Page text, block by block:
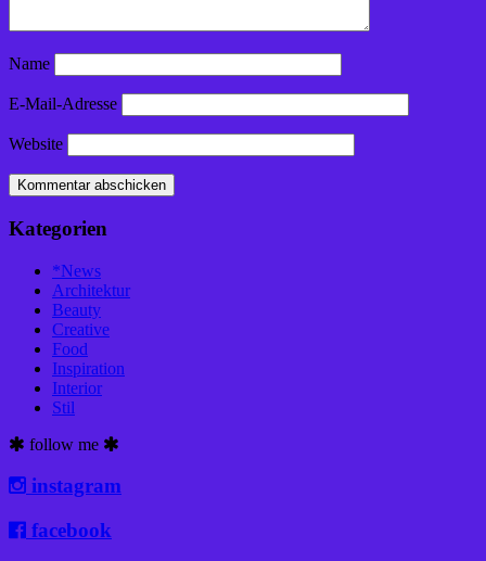
Name
E-Mail-Adresse
Website
Kategorien
*News
Architektur
Beauty
Creative
Food
Inspiration
Interior
Stil
follow me
instagram
facebook